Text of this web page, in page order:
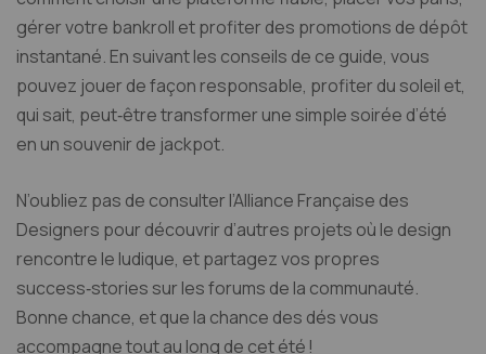
gérer votre bankroll et profiter des promotions de dépôt
instantané. En suivant les conseils de ce guide, vous
pouvez jouer de façon responsable, profiter du soleil et,
qui sait, peut‑être transformer une simple soirée d’été
en un souvenir de jackpot.
N’oubliez pas de consulter l’Alliance Française des
Designers pour découvrir d’autres projets où le design
rencontre le ludique, et partagez vos propres
success‑stories sur les forums de la communauté.
Bonne chance, et que la chance des dés vous
accompagne tout au long de cet été !